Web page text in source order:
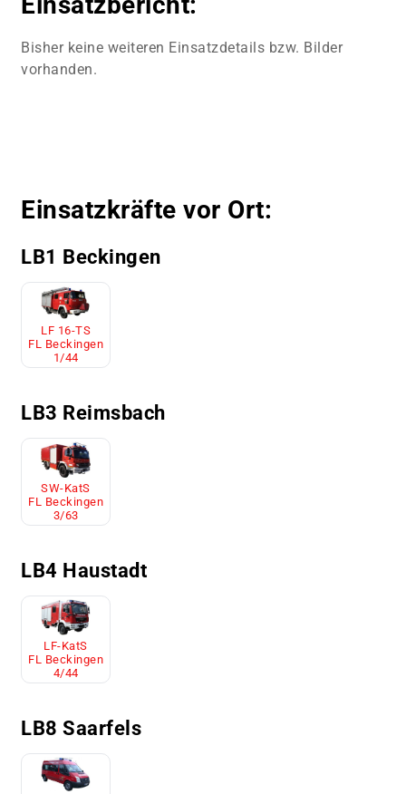
Bisher keine weiteren Einsatzdetails bzw. Bilder
vorhanden.
Einsatzkräfte vor Ort:
LB1 Beckingen
LF 16-TS
FL Beckingen
1/44
LB3 Reimsbach
SW-KatS
FL Beckingen
3/63
LB4 Haustadt
LF-KatS
FL Beckingen
4/44
LB8 Saarfels